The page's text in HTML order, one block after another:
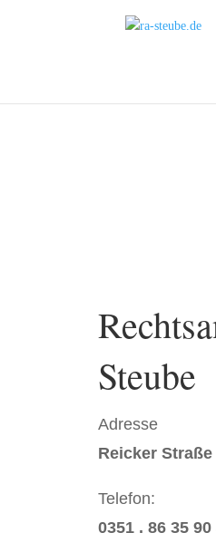
Steube
Adresse
Reicker Straße
Telefon:
0351 . 86 35 90